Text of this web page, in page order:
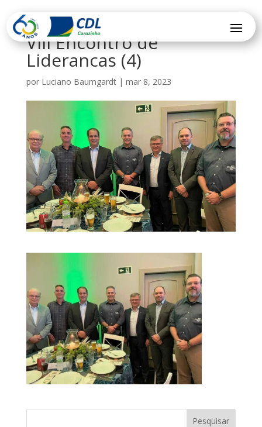
VIII Encontro de
Liderancas (4)
por Luciano Baumgardt| mar 8, 2023
Pesquisar